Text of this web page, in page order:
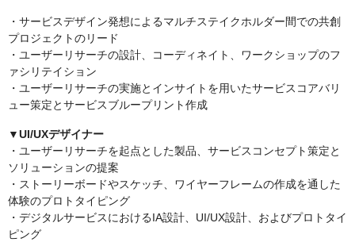
・サービスデザイン発想によるマルチステイクホルダー間での共創
プロジェクトのリード
・ユーザーリサーチの設計、コーディネイト、ワークショップのフ
ァシリテイション
・ユーザーリサーチの実施とインサイトを用いたサービスコアバリ
ュー策定とサービスブループリント作成
▼UI/UXデザイナー
・ユーザーリサーチを起点とした製品、サービスコンセプト策定と
ソリューションの提案
・ストーリーボードやスケッチ、ワイヤーフレームの作成を通した
体験のプロトタイピング
・デジタルサービスにおけるIA設計、UI/UX設計、およびプロトタイ
ピング